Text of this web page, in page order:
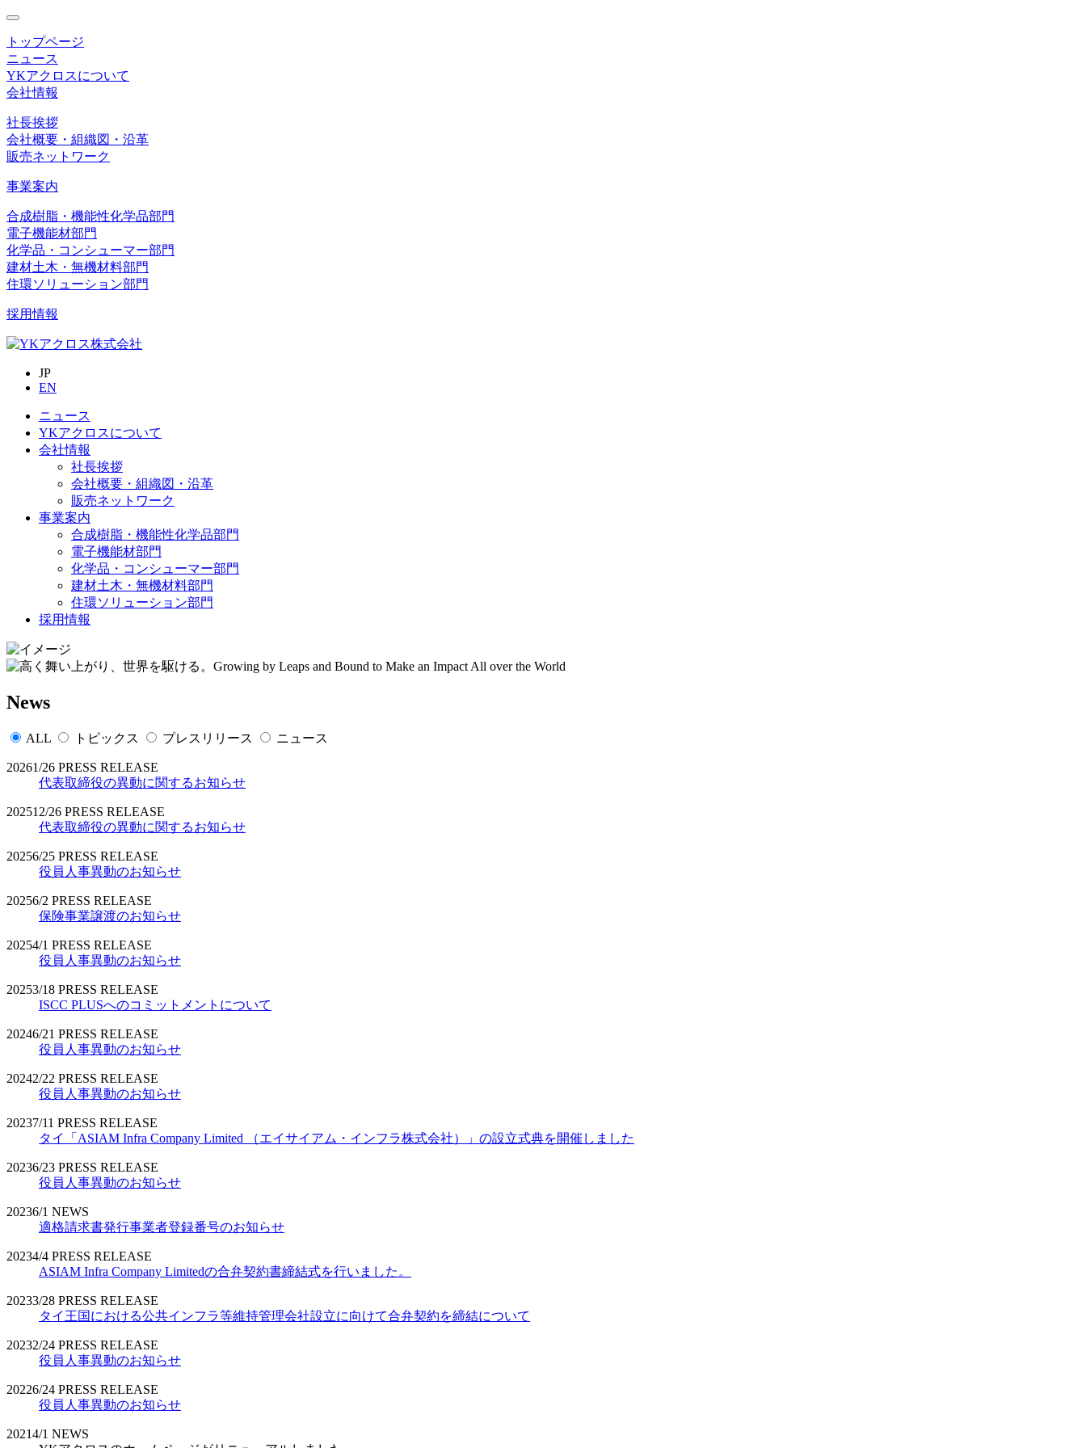
toggle
navigation
トップページ
ニュース
YKアクロスについて
会社情報
社長挨拶
会社概要・組織図・沿革
販売ネットワーク
事業案内
合成樹脂・機能性化学品部門
電子機能材部門
化学品・コンシューマー部門
建材土木・無機材料部門
住環ソリューション部門
採用情報
JP
EN
ニュース
YKアクロスについて
会社情報
社長挨拶
会社概要・組織図・沿革
販売ネットワーク
事業案内
合成樹脂・機能性化学品部門
電子機能材部門
化学品・コンシューマー部門
建材土木・無機材料部門
住環ソリューション部門
採用情報
News
ALL トピックス プレスリリース ニュース
20261/26 PRESS RELEASE
代表取締役の異動に関するお知らせ
202512/26 PRESS RELEASE
代表取締役の異動に関するお知らせ
20256/25 PRESS RELEASE
役員人事異動のお知らせ
20256/2 PRESS RELEASE
保険事業譲渡のお知らせ
20254/1 PRESS RELEASE
役員人事異動のお知らせ
20253/18 PRESS RELEASE
ISCC PLUSへのコミットメントについて
20246/21 PRESS RELEASE
役員人事異動のお知らせ
20242/22 PRESS RELEASE
役員人事異動のお知らせ
20237/11 PRESS RELEASE
タイ「ASIAM Infra Company Limited （エイサイアム・インフラ株式会社）」の設立式典を開催しました
20236/23 PRESS RELEASE
役員人事異動のお知らせ
20236/1 NEWS
適格請求書発行事業者登録番号のお知らせ
20234/4 PRESS RELEASE
ASIAM Infra Company Limitedの合弁契約書締結式を行いました。
20233/28 PRESS RELEASE
タイ王国における公共インフラ等維持管理会社設立に向けて合弁契約を締結について
20232/24 PRESS RELEASE
役員人事異動のお知らせ
20226/24 PRESS RELEASE
役員人事異動のお知らせ
20214/1 NEWS